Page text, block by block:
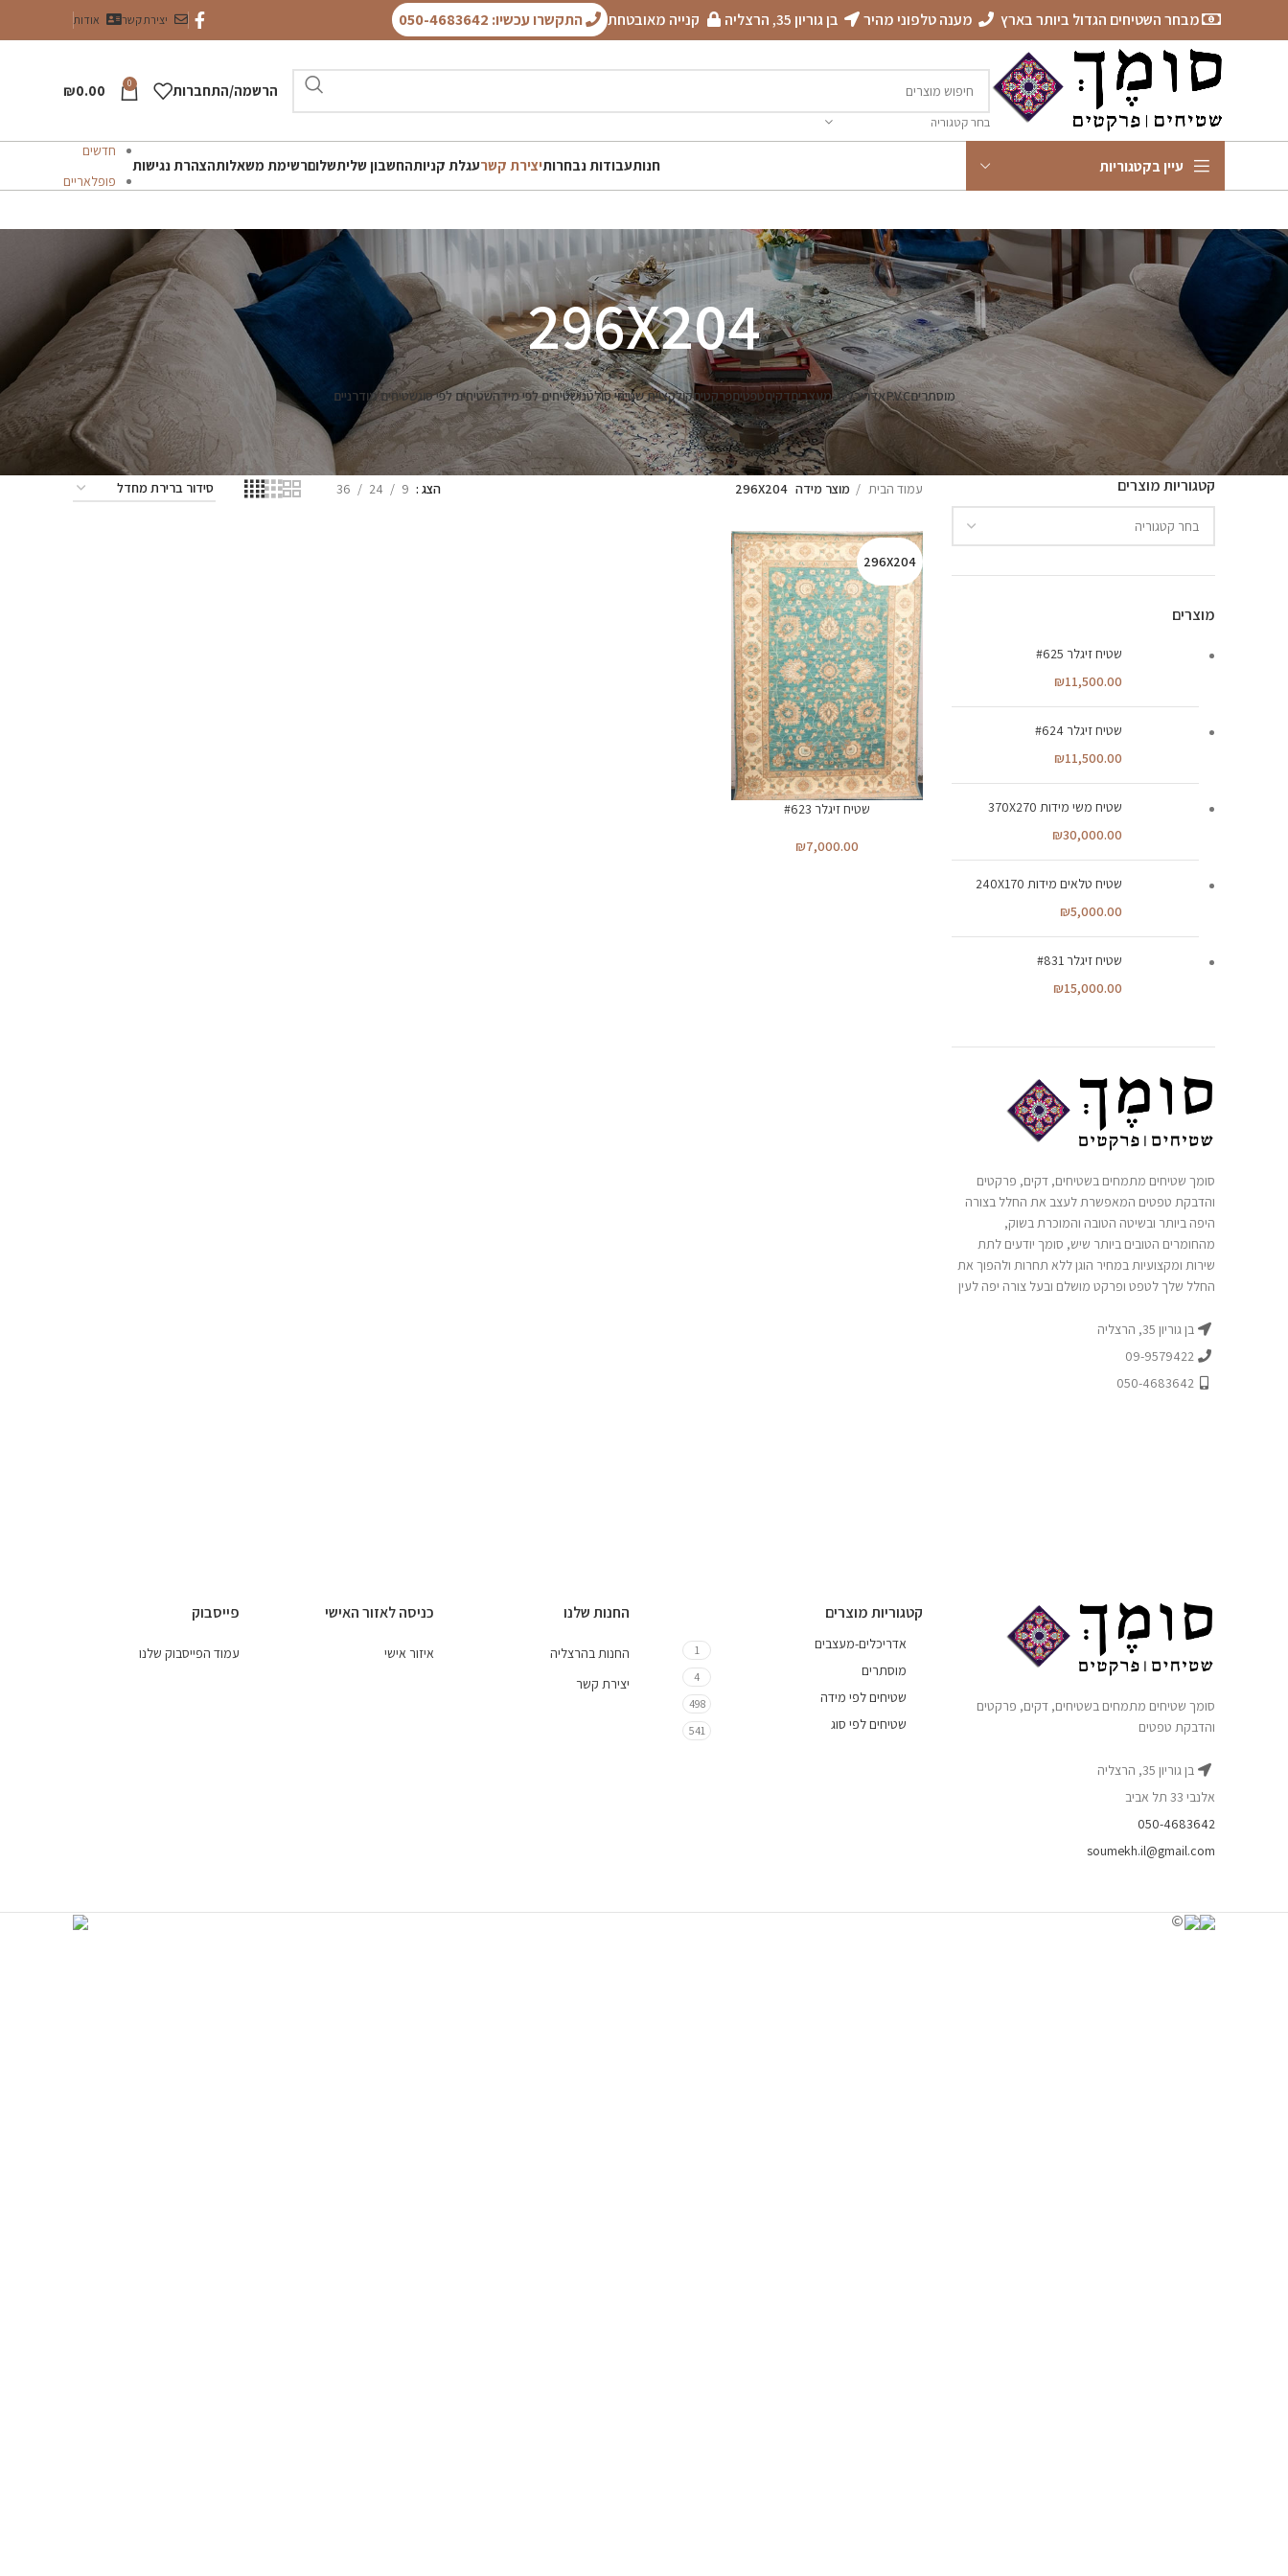
מבחר השטיחים הגדול ביותר בארץ מענה טלפוני מהיר בן גוריון 35, הרצליה קנייה מאובטחת התקשרו עכשיו: 050-4683642 יצירת קשר אודות
בחר קטגוריה
הרשמה/התחברות 0
₪0.00
עיין בקטגוריות חנותעבודות נבחרותיצירת קשרעגלת קניותהחשבון שליתשלוםרשימת משאלותהצהרת נגישות
חדשים
פופלאריים
296X204
מוסתריםP.V.Cאדריכלים-מעצביםדקיםטפטיםפרקטיםקולקציית שטיחי סולטנישטיחים לפי מידהשטיחים לפי סוגשטיחים מודרניים
קטגוריות מוצרים
מוצרים
שטיח זיגלר #625
₪11,500.00
שטיח זיגלר #624
₪11,500.00
שטיח משי מידות 370X270
₪30,000.00
שטיח טלאים מידות 240X170
₪5,000.00
שטיח זיגלר #831
₪15,000.00
סומך שטיחים מתמחים בשטיחים, דקים, פרקטים
והדבקת טפטים המאפשרת לעצב את החלל בצורה
היפה ביותר ובשיטה הטובה והמוכרת בשוק,
מהחומרים הטובים ביותר שיש, סומך יודעים לתת
שירות ומקצועיות במחיר הוגן ללא תחרות ולהפוך את
החלל שלך לטפט ופרקט מושלם ובעל צורה יפה לעין
בן גוריון 35, הרצליה
עמוד הבית מוצר מידה 296X204 הצג 9
24
36
296X204
שטיח זיגלר #623
₪7,000.00
סומך שטיחים מתמחים בשטיחים, דקים, פרקטים
והדבקת טפטים
בן גוריון 35, הרצליה
אלנבי 33 תל אביב
050-4683642
soumekh.il@gmail.com
קטגוריות מוצרים
אדריכלים-מעצבים 1
מוסתרים 4
שטיחים לפי מידה 498
שטיחים לפי סוג 541
החנות שלנו
החנות בהרצליה
יצירת קשר
כניסה לאזור האישי
איזור אישי
פייסבוק
עמוד הפייסבוק שלנו